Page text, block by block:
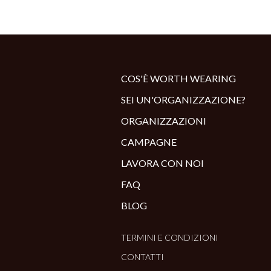
COS'È WORTH WEARING
SEI UN'ORGANIZZAZIONE?
ORGANIZZAZIONI
CAMPAGNE
LAVORA CON NOI
FAQ
BLOG
TERMINI E CONDIZIONI
CONTATTI